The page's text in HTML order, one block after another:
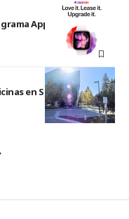
Apple Upgrade
en Sunnyvale